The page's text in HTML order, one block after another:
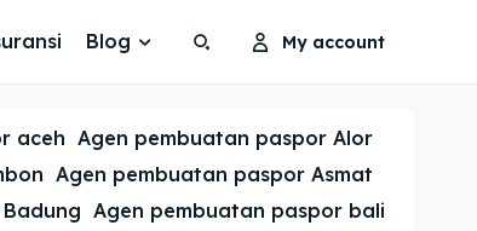
Blog My account
aceh Agen pembuatan paspor Alor
Agen pembuatan paspor Asmat
Agen pembuatan paspor bali